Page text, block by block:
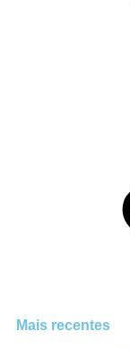
Mais recentes